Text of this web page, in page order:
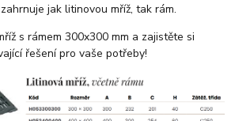
jak litinovou mříž, tak rám.
s rámem 300x300 mm a zajistěte si
řešení pro vaše potřeby!